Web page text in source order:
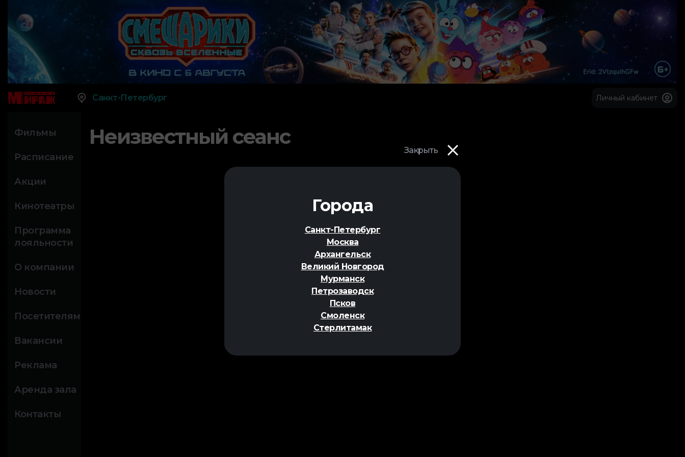
Закрыть
Города
Санкт-Петербург
Москва
Архангельск
Великий Новгород
Мурманск
Петрозаводск
Псков
Смоленск
Стерлитамак
Санкт-Петербург Личный кабинет
Фильмы
Расписание
Акции
Кинотеатры
Программа
лояльности
О компании
Новости
Посетителям
Вакансии
Реклама
Аренда зала
Контакты
Неизвестный сеанс